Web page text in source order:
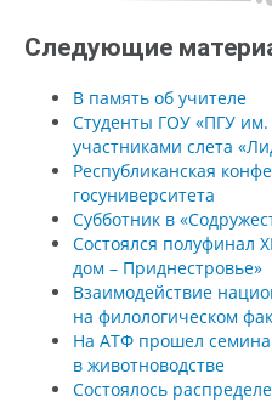
Следующие
В память об учителе
Студенты ГОУ «ПГУ
участниками слета
Республиканская
госуниверситета
Субботник в
Состоялся полуфинал
дом – Приднестровье»
Взаимодействие
на филологическом
На АТФ прошел
в животноводстве
Состоялось